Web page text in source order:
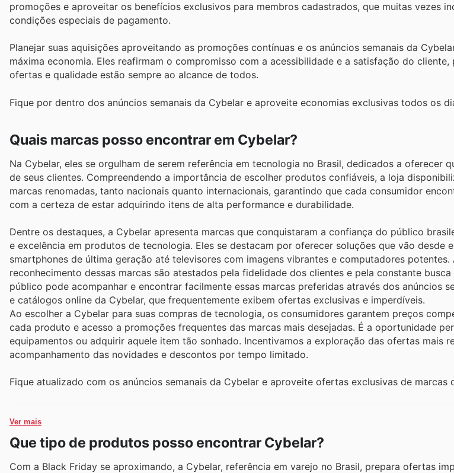
promoções e aproveitar os benefícios exclusivos para membros cadastrados, que muitas vezes
condições especiais de pagamento.
Planejar suas aquisições aproveitando as promoções contínuas e os anúncios semanais da
máxima economia. Eles reafirmam o compromisso com a acessibilidade e a satisfação do
ofertas e qualidade estão sempre ao alcance de todos.
Fique por dentro dos anúncios semanais da Cybelar e aproveite economias exclusivas todos os
Quais marcas posso encontrar em Cybelar?
Na Cybelar, eles se orgulham de serem referência em tecnologia no Brasil, dedicados a oferecer
de seus clientes. Compreendendo a importância de escolher produtos confiáveis, a loja
marcas renomadas, tanto nacionais quanto internacionais, garantindo que cada consumidor
com a certeza de estar adquirindo itens de alta performance e durabilidade.
Dentre os destaques, a Cybelar apresenta marcas que conquistaram a confiança do público
e excelência em produtos de tecnologia. Eles se destacam por oferecer soluções que vão desde
smartphones de última geração até televisores com imagens vibrantes e computadores potentes.
reconhecimento dessas marcas são atestados pela fidelidade dos clientes e pela constante
público pode acompanhar e encontrar facilmente essas marcas preferidas através dos anúncios
e catálogos online da Cybelar, que frequentemente exibem ofertas exclusivas e imperdíveis.
Ao escolher a Cybelar para suas compras de tecnologia, os consumidores garantem preços
cada produto e acesso a promoções frequentes das marcas mais desejadas. É a oportunidade
equipamentos ou adquirir aquele item tão sonhado. Incentivamos a exploração das ofertas mais
acompanhamento das novidades e descontos por tempo limitado.
Fique atualizado com os anúncios semanais da Cybelar e aproveite ofertas exclusivas de marcas
Ver mais
Que tipo de produtos posso encontrar Cybelar?
Com a Black Friday se aproximando, a Cybelar, referência em varejo no Brasil, prepara ofertas